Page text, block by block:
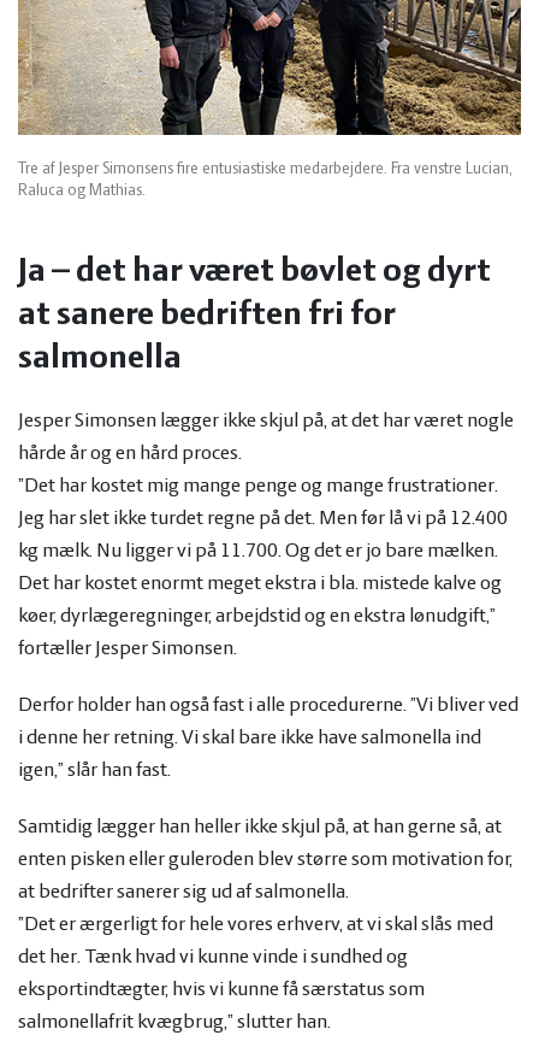
Tre af Jesper Simonsens fire entusiastiske medarbejdere. Fra venstre Lucian,
Raluca og Mathias.
Ja – det har været bøvlet og dyrt
at sanere bedriften fri for
salmonella
Jesper Simonsen lægger ikke skjul på, at det har været nogle
hårde år og en hård proces.
”Det har kostet mig mange penge og mange frustrationer.
Jeg har slet ikke turdet regne på det. Men før lå vi på 12.400
kg mælk. Nu ligger vi på 11.700. Og det er jo bare mælken.
Det har kostet enormt meget ekstra i bla. mistede kalve og
køer, dyrlægeregninger, arbejdstid og en ekstra lønudgift,”
fortæller Jesper Simonsen.
Derfor holder han også fast i alle procedurerne. ”Vi bliver ved
i denne her retning. Vi skal bare ikke have salmonella ind
igen,” slår han fast.
Samtidig lægger han heller ikke skjul på, at han gerne så, at
enten pisken eller guleroden blev større som motivation for,
at bedrifter sanerer sig ud af salmonella.
”Det er ærgerligt for hele vores erhverv, at vi skal slås med
det her. Tænk hvad vi kunne vinde i sundhed og
eksportindtægter, hvis vi kunne få særstatus som
salmonellafrit kvægbrug,” slutter han.